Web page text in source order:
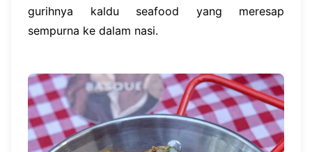
gurihnya kaldu seafood yang meresap
sempurna ke dalam nasi.